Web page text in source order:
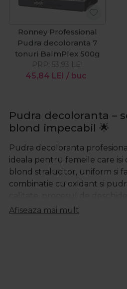
Ronney Professional
Pudra decoloranta 7
tonuri BalmPlex 500g
45,84 LEI / buc
PRP: 53,93 LEI
Pudra decoloranta –
blond impecabil 🌟
Pudra decoloranta
ideala pentru femeile care
blond stralucitor, uniform si
combinatie cu oxidant si
mai sigur si mai eficient,
Afiseaza mai mult